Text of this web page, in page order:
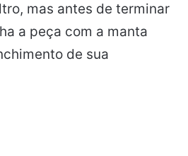
mas antes de terminar
a peça com a manta
de sua